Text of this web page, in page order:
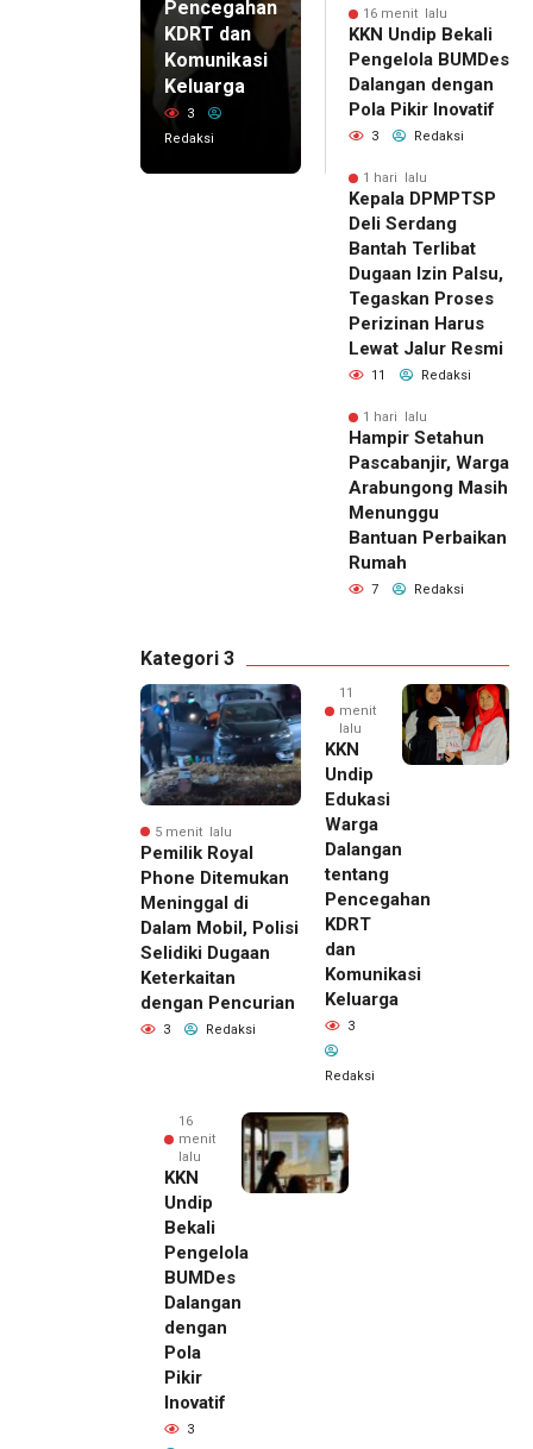
Pencegahan
KDRT dan
Komunikasi
Keluarga
3
Redaksi
16 menit lalu
KKN Undip Bekali
Pengelola BUMDes
Dalangan dengan
Pola Pikir Inovatif
3 Redaksi
1 hari lalu
Kepala DPMPTSP
Deli Serdang
Bantah Terlibat
Dugaan Izin Palsu,
Tegaskan Proses
Perizinan Harus
Lewat Jalur Resmi
11 Redaksi
1 hari lalu
Hampir Setahun
Pascabanjir, Warga
Arabungong Masih
Menunggu
Bantuan Perbaikan
Rumah
7 Redaksi
Kategori 3
5 menit lalu
Pemilik Royal
Phone Ditemukan
Meninggal di
Dalam Mobil, Polisi
Selidiki Dugaan
Keterkaitan
dengan Pencurian
3 Redaksi
11
menit
lalu
KKN
Undip
Edukasi
Warga
Dalangan
tentang
Pencegahan
KDRT
dan
Komunikasi
Keluarga
3
Redaksi
16
menit
lalu
KKN
Undip
Bekali
Pengelola
BUMDes
Dalangan
dengan
Pola
Pikir
Inovatif
3
5 menit
Pemilik